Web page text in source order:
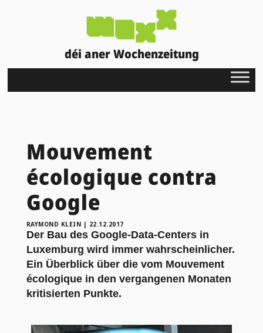
déi aner Wochenzeitung
Mouvement
écologique contra
Google
RAYMOND KLEIN | 22.12.2017
Der Bau des Google-Data-Centers in
Luxemburg wird immer wahrscheinlicher.
Ein Überblick über die vom Mouvement
écologique in den vergangenen Monaten
kritisierten Punkte.